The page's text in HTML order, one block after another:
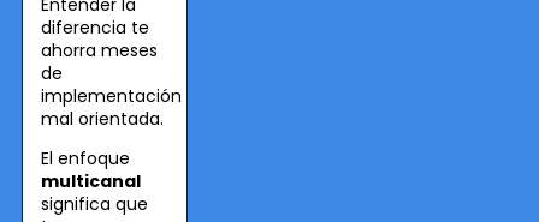
diferencia te
ahorra meses
de
implementación
mal orientada.
El enfoque
multicanal
significa que